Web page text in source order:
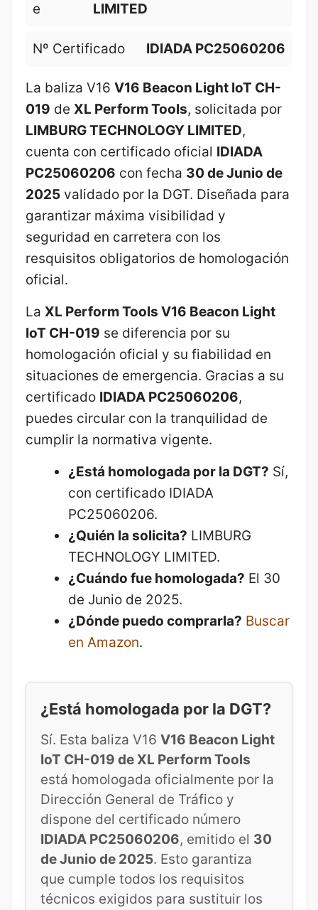
e
LIMITED
Nº Certificado IDIADA PC25060206
La baliza V16 V16 Beacon Light IoT CH-
019 de XL Perform Tools, solicitada por
LIMBURG TECHNOLOGY LIMITED,
cuenta con certificado oficial IDIADA
PC25060206 con fecha 30 de Junio de
2025 validado por la DGT. Diseñada para
garantizar máxima visibilidad y
seguridad en carretera con los
resquisitos obligatorios de homologación
oficial.
La XL Perform Tools V16 Beacon Light
IoT CH-019 se diferencia por su
homologación oficial y su fiabilidad en
situaciones de emergencia. Gracias a su
certificado IDIADA PC25060206,
puedes circular con la tranquilidad de
cumplir la normativa vigente.
¿Está homologada por la DGT? Sí,
con certificado IDIADA
PC25060206.
¿Quién la solicita? LIMBURG
TECHNOLOGY LIMITED.
¿Cuándo fue homologada? El 30
de Junio de 2025.
¿Dónde puedo comprarla? Buscar
en Amazon.
¿Está homologada por la DGT?
Sí. Esta baliza V16 V16 Beacon Light
IoT CH-019 de XL Perform Tools
está homologada oficialmente por la
Dirección General de Tráfico y
dispone del certificado número
IDIADA PC25060206, emitido el 30
de Junio de 2025. Esto garantiza
que cumple todos los requisitos
técnicos exigidos para sustituir los